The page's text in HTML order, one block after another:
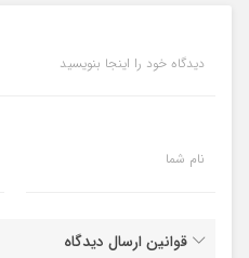
دیدگاه خود را اینجا بنویسید
نام شما
قوانین ارسال دیدگاه